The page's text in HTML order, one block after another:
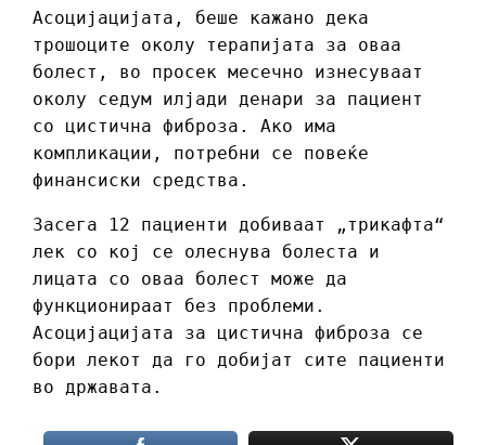
Асоцијацијата, беше кажано дека
трошоците околу терапијата за оваа
болест, во просек месечно изнесуваат
околу седум илјади денари за пациент
со цистична фиброза. Ако има
компликации, потребни се повеќе
финансиски средства.
Засега 12 пациенти добиваат „трикафта“
лек со кој се олеснува болеста и
лицата со оваа болест може да
функционираат без проблеми.
Асоцијацијата за цистична фиброза се
бори лекот да го добијат сите пациенти
во државата.